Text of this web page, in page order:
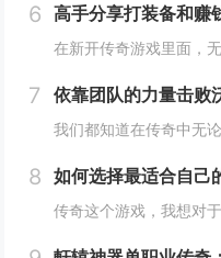
6 高手分享打装备和赚
7 依靠团队的力量击败
8 如何选择最适合自己